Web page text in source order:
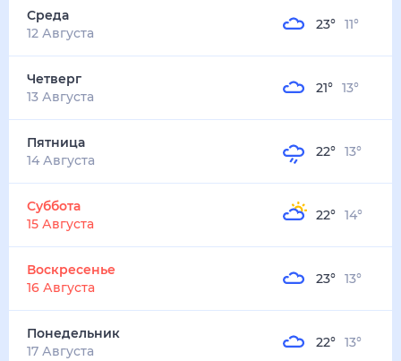
Среда
12 Августа
23° 11°
Четверг
13 Августа
21° 13°
Пятница
14 Августа
22° 13°
Суббота
15 Августа
22° 14°
Воскресенье
16 Августа
23° 13°
Понедельник
17 Августа
22° 13°